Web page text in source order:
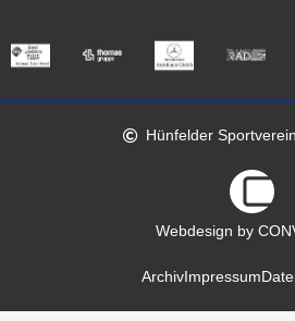
Hünfelder
Webdesign by
ArchivImpressum